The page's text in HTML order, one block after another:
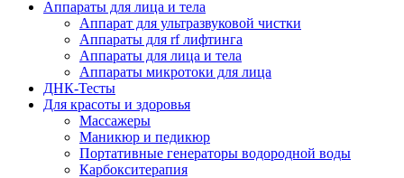
Аппараты для лица и тела
Аппарат для ультразвуковой чистки
Аппараты для rf лифтинга
Аппараты для лица и тела
Аппараты микротоки для лица
ДНК-Тесты
Для красоты и здоровья
Массажеры
Маникюр и педикюр
Портативные генераторы водородной воды
Карбокситерапия